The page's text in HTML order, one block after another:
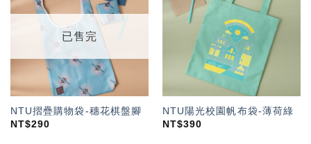
「願
望輕
已售完
NTU摺疊購物袋-穗花棋盤腳
NT$290
單」
NTU陽光校園帆布袋-薄荷綠
NT$390